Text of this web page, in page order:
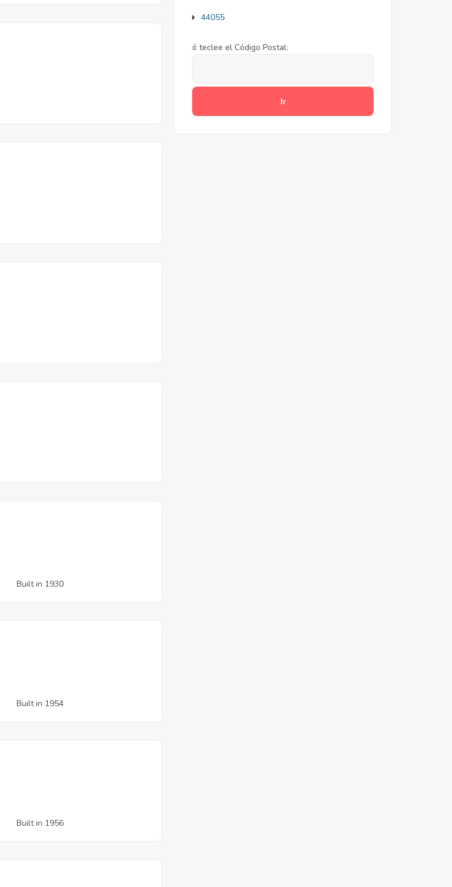
Built in 1930
Built in 1954
Built in 1956
44055
ó teclee el Código Postal: